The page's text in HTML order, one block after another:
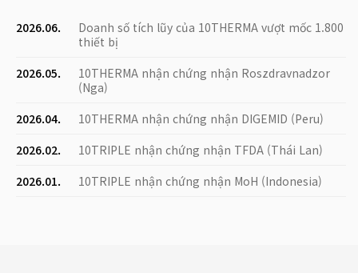
2026.06.
Doanh số tích lũy của 10THERMA vượt mốc 1.800
thiết bị
2026.05.
10THERMA nhận chứng nhận Roszdravnadzor
(Nga)
2026.04.
10THERMA nhận chứng nhận DIGEMID (Peru)
2026.02.
10TRIPLE nhận chứng nhận TFDA (Thái Lan)
2026.01.
10TRIPLE nhận chứng nhận MoH (Indonesia)